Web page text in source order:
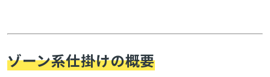
ゾーン系仕掛けの概要